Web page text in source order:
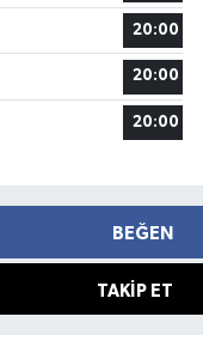
20:00
20:00
20:00
BEĞEN
TAKIP ET